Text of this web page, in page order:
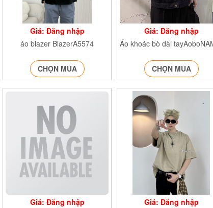
Giá: Đăng nhập
áo blazer BlazerA5574
CHỌN MUA
Giá: Đăng nhập
CHỌN MUA
Giá: Đăng nhập Giá: Đăng nhập